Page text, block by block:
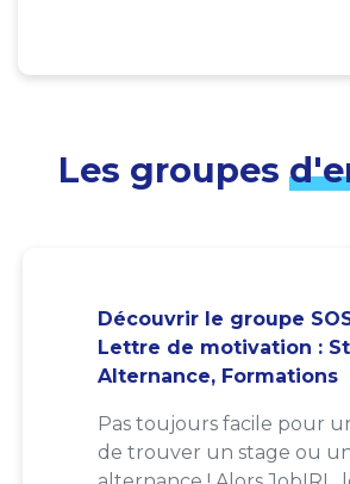
Les groupes
Découvrir le groupe
Lettre de motivation :
Alternance, Formations
Pas toujours facile pour
de trouver un stage ou